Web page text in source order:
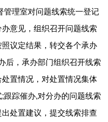
管理室对问题线索统一登记
意见，组织召开问题线索
议定结果，转交各个承办
后，承办部门组织召开线索
置情况，对处置情况集体
跟踪催办,对分办的问题线索
处置建议，提交线索排查